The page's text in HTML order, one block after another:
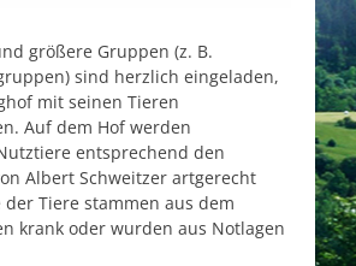
größere Gruppen (z. B.
sind herzlich eingeladen,
mit seinen Tieren
Auf dem Hof werden
entsprechend den
Albert Schweitzer artgerecht
der Tiere stammen aus dem
krank oder wurden aus Notlagen